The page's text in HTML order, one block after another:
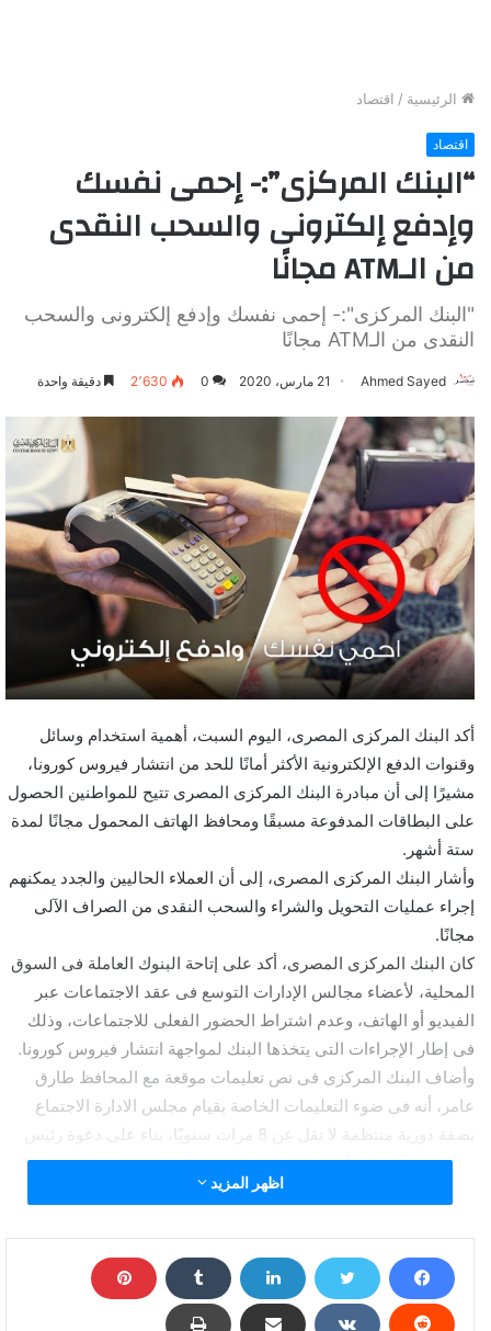
الرئيسية / اقتصاد
اقتصاد
“البنك المركزى”:- إحمى نفسك
وإدفع إلكترونى والسحب النقدى
من الـATM مجانًا
"البنك المركزى":- إحمى نفسك وإدفع إلكترونى والسحب
النقدى من الـATM مجانًا
Ahmed Sayed 21 مارس، 2020 0 2٬630 دقيقة واحدة
أكد البنك المركزى المصرى، اليوم السبت، أهمية استخدام وسائل
وقنوات الدفع الإلكترونية الأكثر أمانًا للحد من انتشار فيروس كورونا،
مشيرًا إلى أن مبادرة البنك المركزى المصرى تتيح للمواطنين الحصول
على البطاقات المدفوعة مسبقًا ومحافظ الهاتف المحمول مجانًا لمدة
ستة أشهر.
وأشار البنك المركزى المصرى، إلى أن العملاء الحاليين والجدد يمكنهم
إجراء عمليات التحويل والشراء والسحب النقدى من الصراف الآلى
مجانًا.
كان البنك المركزى المصرى، أكد على إتاحة البنوك العاملة فى السوق
المحلية، لأعضاء مجالس الإدارات التوسع فى عقد الاجتماعات عبر
الفيديو أو الهاتف، وعدم اشتراط الحضور الفعلى للاجتماعات، وذلك
فى إطار الإجراءات التى يتخذها البنك لمواجهة انتشار فيروس كورونا.
وأضاف البنك المركزى فى نص تعليمات موقعة مع المحافظ طارق
عامر، أنه فى ضوء التعليمات الخاصة بقيام مجلس الادارة الاجتماع
بصفة دورية منتظمة لا تقل عن 8 مرات سنويًا، بناء على دعوة رئيس
المجلس، أو كلما رأى رئيس المجلس مبرراً لذلك، مع إمكانية مشاركة
الأعضاء فى اجتماعات مجالس إدارات البنوك من خلال الاتصال
حضور أغلبية أعضاء مجلس الإدارة حضوراً فعلياً.
اظهر المزيد